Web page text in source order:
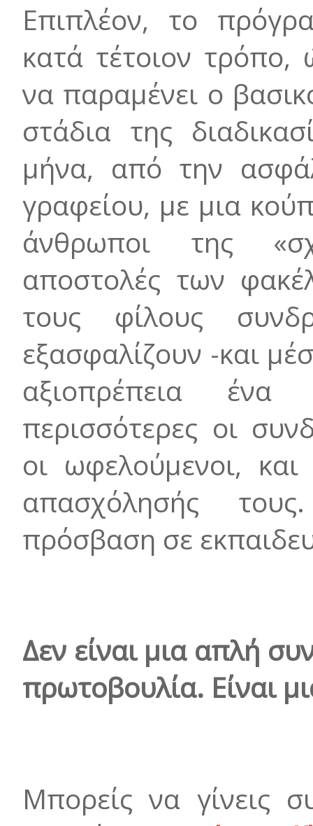
Επιπλέον, το
κατά τέτοιον
να παραμένει ο
στάδια της
μήνα, από την
γραφείου, με μια
άνθρωποι της
αποστολές των
τους φίλους
εξασφαλίζουν -και
αξιοπρέπεια
περισσότερες οι
οι ωφελούμενοι,
απασχόλησής
πρόσβαση σε
Δεν είναι μια απλή
πρωτοβουλία. Είναι
Μπορείς να γίνεις